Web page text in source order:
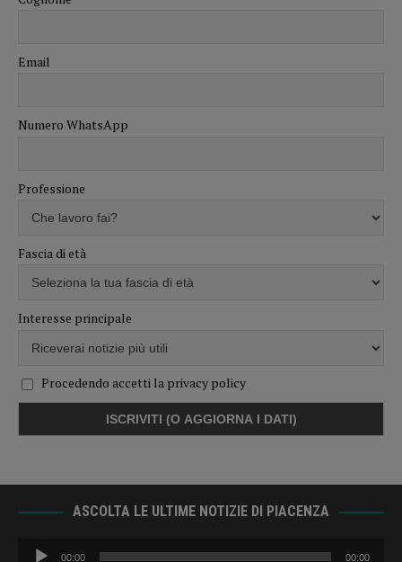
Email
Numero WhatsApp
Professione
Fascia di età
Interesse principale
Procedendo accetti la privacy policy
ASCOLTA LE ULTIME NOTIZIE DI PIACENZA
Audio
00:00 00:00